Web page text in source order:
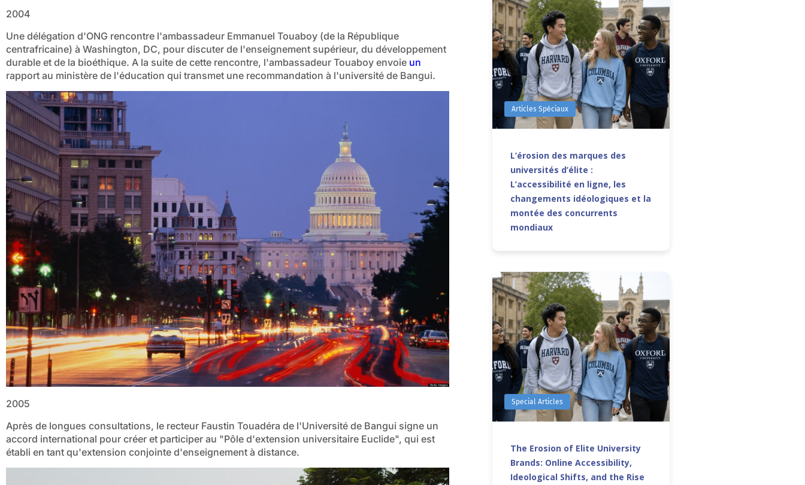
2004
Une délégation d'ONG rencontre l'ambassadeur Emmanuel Touaboy (de la République
centrafricaine) à Washington, DC, pour discuter de l'enseignement supérieur, du développement
durable et de la bioéthique. A la suite de cette rencontre, l'ambassadeur Touaboy envoie un
rapport au ministère de l'éducation qui transmet une recommandation à l'université de Bangui.
2005
Après de longues consultations, le recteur Faustin Touadéra de l'Université de Bangui signe un
accord international pour créer et participer au "Pôle d'extension universitaire Euclide", qui est
établi en tant qu'extension conjointe d'enseignement à distance.
Articles Spéciaux
L’érosion des marques des
universités d’élite :
L’accessibilité en ligne, les
changements idéologiques et la
montée des concurrents
mondiaux
Special Articles
The Erosion of Elite University
Brands: Online Accessibility,
Ideological Shifts, and the Rise